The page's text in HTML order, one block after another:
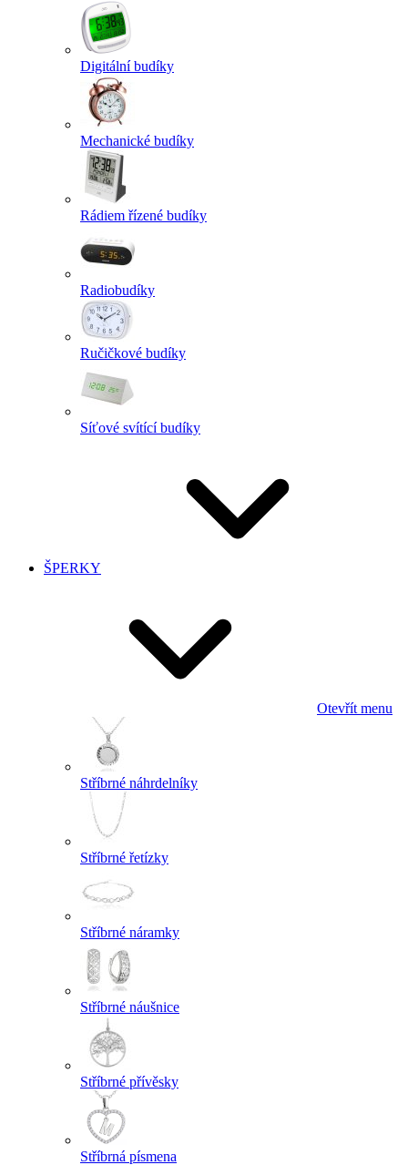
Digitální budíky
Mechanické budíky
Rádiem řízené budíky
Radiobudíky
Ručičkové budíky
Síťové svítící budíky
ŠPERKY
Otevřít menu
Stříbrné náhrdelníky
Stříbrné řetízky
Stříbrné náramky
Stříbrné náušnice
Stříbrné přívěsky
Stříbrná písmena